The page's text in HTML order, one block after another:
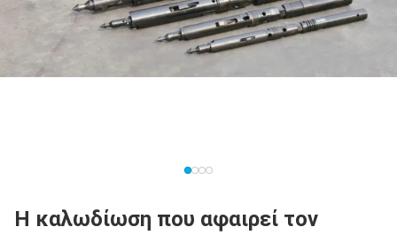
Η καλωδίωση που αφαιρεί τον